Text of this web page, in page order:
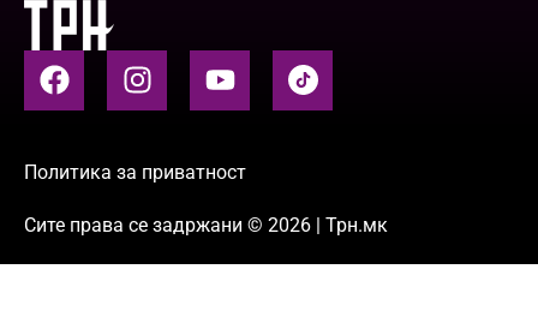
Политика за приватност
Сите права се задржани © 2026 | Трн.мк